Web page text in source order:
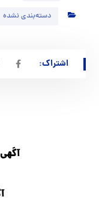
دسته‌بندی نشده